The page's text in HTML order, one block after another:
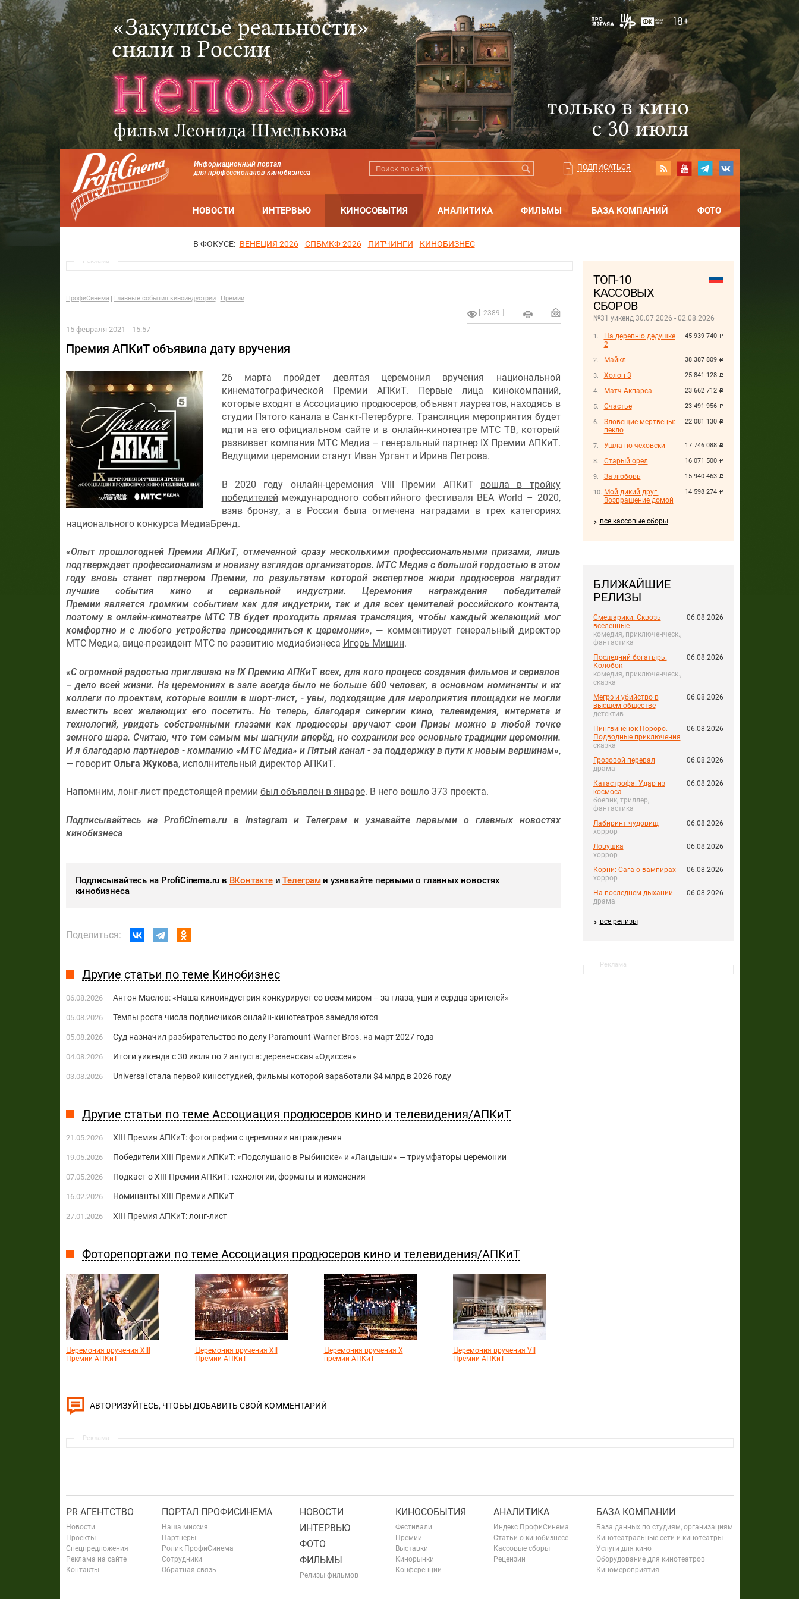
Информационный портал
для профессионалов кинобизнеса
ПОДПИСАТЬСЯ
НОВОСТИ ИНТЕРВЬЮ КИНОСОБЫТИЯ АНАЛИТИКА ФИЛЬМЫ БАЗА КОМПАНИЙ ФОТО
В ФОКУСЕ: ВЕНЕЦИЯ 2026 СПБМКФ 2026 ПИТЧИНГИ КИНОБИЗНЕС
ТОП-10
КАССОВЫХ
СБОРОВ
№31 уикенд 30.07.2026 - 02.08.2026
45 939 740 руб.
На деревню дедушке
2
38 387 809 руб.
Майкл
25 841 128 руб.
Холоп 3
23 662 712 руб.
Матч Акпарса
23 491 956 руб.
Счастье
22 081 130 руб.
Зловещие мертвецы:
пекло
17 746 088 руб.
Ушла по-чеховски
16 071 500 руб.
Старый орел
15 940 463 руб.
За любовь
14 598 274 руб.
Мой дикий друг.
Возвращение домой
все кассовые сборы
БЛИЖАЙШИЕ
РЕЛИЗЫ
Смешарики. Сквозь
вселенные
комедия, приключенческ.,
фантастика
06.08.2026
Последний богатырь.
Колобок
комедия, приключенческ.,
сказка
06.08.2026
Мегрэ и убийство в
высшем обществе
детектив
06.08.2026
Пингвинёнок Пороро.
Подводные приключения
сказка
06.08.2026
Грозовой перевал
драма
06.08.2026
Катастрофа. Удар из
космоса
боевик, триллер,
фантастика
06.08.2026
Лабиринт чудовищ
хоррор
06.08.2026
Ловушка
хоррор
06.08.2026
Корни: Сага о вампирах
хоррор
06.08.2026
На последнем дыхании
драма
06.08.2026
все релизы
Реклама
Реклама
ПрофиСинема Главные события киноиндустрии Премии
2389
15 февраля 2021 15:57
Премия АПКиТ объявила дату вручения
26 марта пройдет девятая церемония вручения национальной
кинематографической Премии АПКиТ. Первые лица кинокомпаний,
которые входят в Ассоциацию продюсеров, объявят лауреатов, находясь в
студии Пятого канала в Санкт-Петербурге. Трансляция мероприятия будет
идти на его официальном сайте и в онлайн-кинотеатре МТС ТВ, который
развивает компания МТС Медиа – генеральный партнер IX Премии АПКиТ.
Ведущими церемонии станут Иван Урганти Ирина Петрова.
В 2020 году онлайн-церемония VIII Премии АПКиТ вошла в тройку
победителей международного событийного фестиваля BEA World – 2020,
взяв бронзу, а в России была отмечена наградами в трех категориях
национального конкурса МедиаБренд.
«Опыт прошлогодней Премии АПКиТ, отмеченной сразу несколькими профессиональными призами, лишь
подтверждает профессионализм и новизну взглядов организаторов. МТС Медиа с большой гордостью в этом
году вновь станет партнером Премии, по результатам которой экспертное жюри продюсеров наградит
лучшие события кино и сериальной индустрии. Церемония награждения победителей
Премии является громким событием как для индустрии, так и для всех ценителей российского контента,
поэтому в онлайн-кинотеатре МТС ТВ будет проходить прямая трансляция, чтобы каждый желающий мог
комфортно и с любого устройства присоединиться к церемонии», — комментирует генеральный директор
МТС Медиа, вице-президент МТС по развитию медиабизнеса Игорь Мишин.
«С огромной радостью приглашаю на IX Премию АПКиТ всех, для кого процесс создания фильмов и сериалов
– дело всей жизни. На церемониях в зале всегда было не больше 600 человек, в основном номинанты и их
коллеги по проектам, которые вошли в шорт-лист, - увы, подходящие для мероприятия площадки не могли
вместить всех желающих его посетить. Но теперь, благодаря синергии кино, телевидения, интернета и
технологий, увидеть собственными глазами как продюсеры вручают свои Призы можно в любой точке
земного шара. Считаю, что тем самым мы шагнули вперёд, но сохранили все основные традиции церемонии.
И я благодарю партнеров - компанию «МТС Медиа» и Пятый канал - за поддержку в пути к новым вершинам»,
— говорит Ольга Жукова, исполнительный директор АПКиТ.
Напомним, лонг-лист предстоящей премии был объявлен в январе. В него вошло 373 проекта.
Подписывайтесь на ProfiCinema.ru в Instagram и Телеграм и узнавайте первыми о главных новостях
кинобизнеса
Подписывайтесь на ProfiCinema.ru в ВКонтактеиТелеграми узнавайте первыми о главных новостях
кинобизнеса
Поделиться:
Другие статьи по теме Кинобизнес
06.08.2026 Антон Маслов: «Наша киноиндустрия конкурирует со всем миром – за глаза, уши и сердца зрителей»
05.08.2026 Темпы роста числа подписчиков онлайн-кинотеатров замедляются
05.08.2026 Суд назначил разбирательство по делу Paramount-Warner Bros. на март 2027 года
04.08.2026 Итоги уикенда с 30 июля по 2 августа: деревенская «Одиссея»
03.08.2026 Universal стала первой киностудией, фильмы которой заработали $4 млрд в 2026 году
Другие статьи по теме Ассоциация продюсеров кино и телевидения/АПКиТ
21.05.2026 XIII Премия АПКиТ: фотографии с церемонии награждения
19.05.2026 Победители XIII Премии АПКиТ: «Подслушано в Рыбинске» и «Ландыши» — триумфаторы церемонии
07.05.2026 Подкаст о XIII Премии АПКиТ: технологии, форматы и изменения
16.02.2026 Номинанты XIII Премии АПКиТ
27.01.2026 XIII Премия АПКиТ: лонг-лист
Фоторепортажи по теме Ассоциация продюсеров кино и телевидения/АПКиТ
Церемония вручения XIII
Премии АПКиТ
Церемония вручения XII
Премии АПКиТ
Церемония вручения X
премии АПКиТ
Церемония вручения VII
Премии АПКиТ
АВТОРИЗУЙТЕСЬ, ЧТОБЫ ДОБАВИТЬ СВОЙ КОММЕНТАРИЙ
Реклама
PR АГЕНТСТВО
Новости
Проекты
Спецпредложения
Реклама на сайте
Контакты
ПОРТАЛ ПРОФИСИНЕМА
Наша миссия
Партнеры
Ролик ПрофиСинема
Сотрудники
Обратная связь
НОВОСТИ
ИНТЕРВЬЮ
ФОТО
ФИЛЬМЫ
Релизы фильмов
КИНОСОБЫТИЯ
Фестивали
Премии
Выставки
Кинорынки
Конференции
АНАЛИТИКА
Индекс ПрофиСинема
Статьи о кинобизнесе
Кассовые сборы
Рецензии
БАЗА КОМПАНИЙ
База данных по студиям, организациям
Кинотеатральные сети и кинотеатры
Услуги для кино
Оборудование для кинотеатров
Киномероприятия